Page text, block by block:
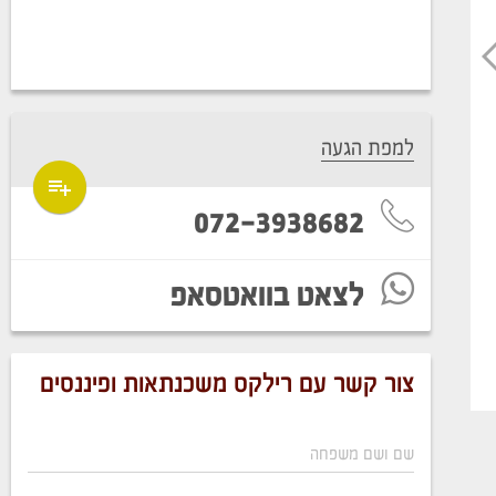
למפת הגעה
072-3938682
לצאט בוואטסאפ
צור קשר עם רילקס משכנתאות ופיננסים